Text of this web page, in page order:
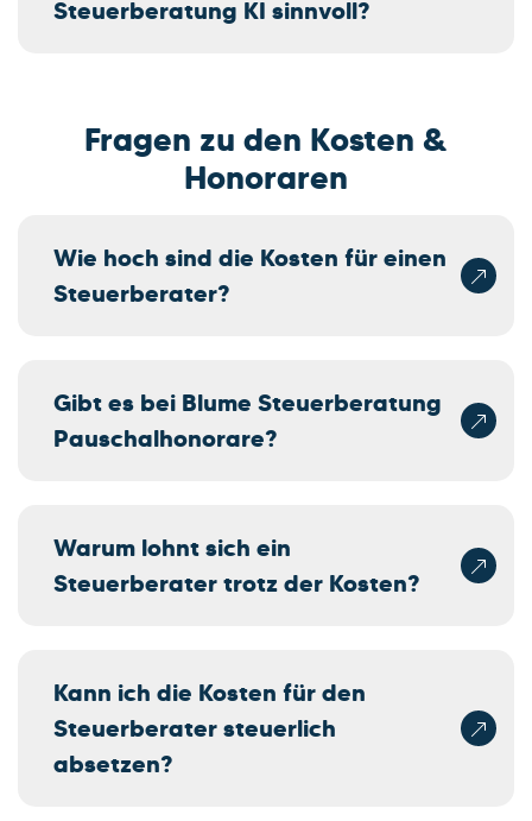
Steuerberatung KI sinnvoll?
Fragen zu den Kosten &
Honoraren
Wie hoch sind die Kosten für einen
Steuerberater?
Gibt es bei Blume Steuerberatung
Pauschalhonorare?
Warum lohnt sich ein
Steuerberater trotz der Kosten?
Kann ich die Kosten für den
Steuerberater steuerlich
absetzen?